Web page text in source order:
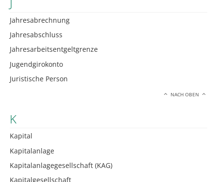
Jahresabrechnung
Jahresabschluss
Jahresarbeitsentgeltgrenze
Jugendgirokonto
Juristische Person
NACH OBEN
K
Kapital
Kapitalanlage
Kapitalanlagegesellschaft (KAG)
Kapitalgesellschaft